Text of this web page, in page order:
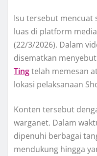
Isu tersebut mencuat
luas di platform
(22/3/2026). Dalam
disematkan
Tingtelah memesan
lokasi pelaksanaan
Konten tersebut
warganet. Dalam
dipenuhi berbagai
mendukung hingga